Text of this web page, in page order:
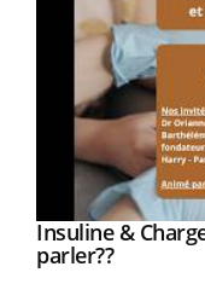
Youtube
Insuline &
parler??Youtube